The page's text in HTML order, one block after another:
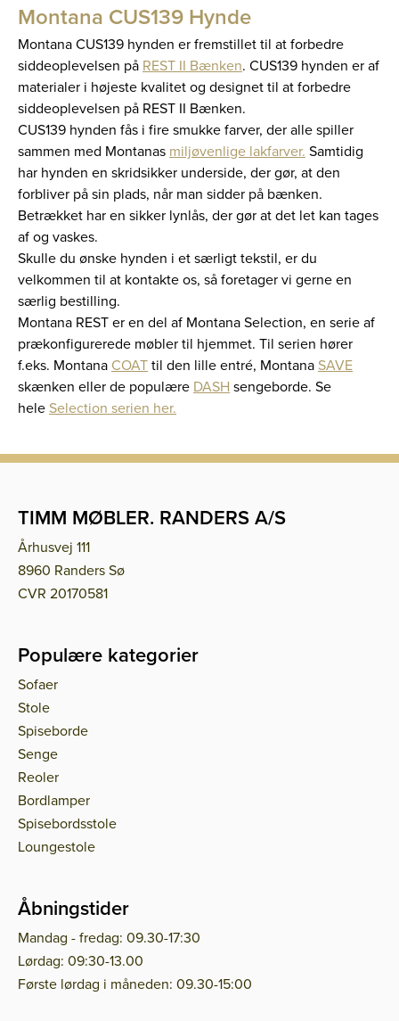
Montana CUS139 Hynde
Montana CUS139 hynden er fremstillet til at forbedre
siddeoplevelsen på REST II Bænken. CUS139 hynden er af
materialer i højeste kvalitet og designet til at forbedre
siddeoplevelsen på REST II Bænken.
CUS139 hynden fås i fire smukke farver, der alle spiller
sammen med Montanas miljøvenlige lakfarver. Samtidig
har hynden en skridsikker underside, der gør, at den
forbliver på sin plads, når man sidder på bænken.
Betrækket har en sikker lynlås, der gør at det let kan tages
af og vaskes.
Skulle du ønske hynden i et særligt tekstil, er du
velkommen til at kontakte os, så foretager vi gerne en
særlig bestilling.
Montana REST er en del af Montana Selection, en serie af
prækonfigurerede møbler til hjemmet. Til serien hører
f.eks. Montana COATtil den lille entré, Montana SAVE
skænken eller de populære DASH sengeborde. Se
hele Selection serien her.
TIMM MØBLER. RANDERS A/S
Århusvej 111
8960 Randers Sø
CVR 20170581
Populære kategorier
Sofaer
Stole
Spiseborde
Senge
Reoler
Bordlamper
Spisebordsstole
Loungestole
Åbningstider
Mandag - fredag: 09.30-17:30
Lørdag: 09:30-13.00
Første lørdag i måneden: 09.30-15:00